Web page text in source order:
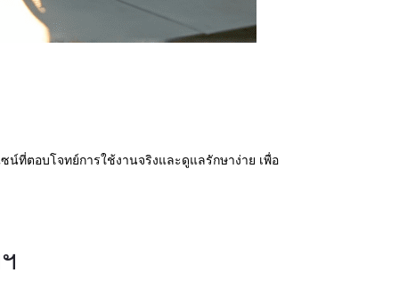
ที่ตอบโจทย์การใช้งานจริงและดูแลรักษาง่าย เพื่อ